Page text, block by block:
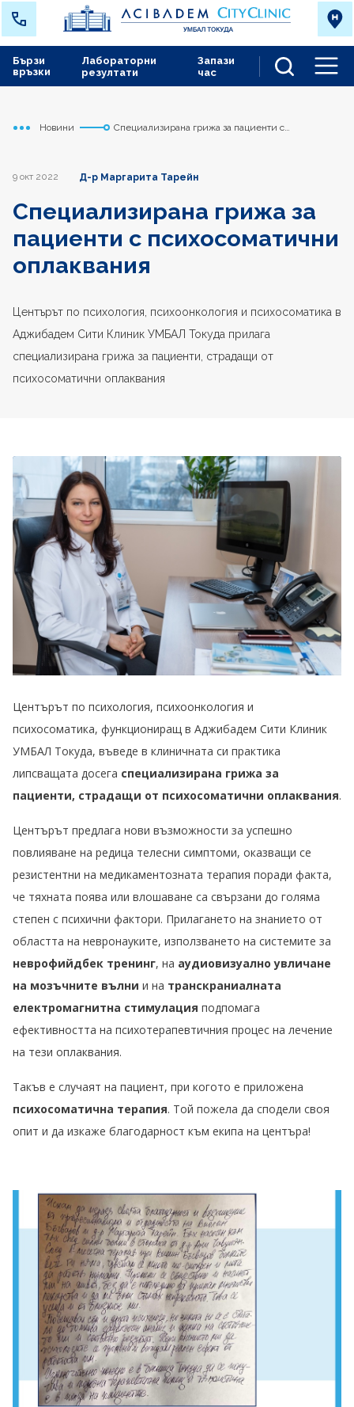
Лабораторни
резултати
Запази
час
Бързи
връзки
Начало
Токуда
Новини
Специализирана грижа за пациенти с
9 окт 2022 Д-р Маргарита Тарейн
Специализирана грижа за
пациенти с психосоматични
оплаквания
Центърът по психология, психоонкология и психосоматика в
Аджибадем Сити Клиник УМБАЛ Токуда прилага
специализирана грижа за пациенти, страдащи от
психосоматични оплаквания
Центърът по психология, психоонкология и
психосоматика, функциониращ в Аджибадем Сити Клиник
УМБАЛ Токуда, въведе в клиничната си практика
липсващата досега специализирана грижа за
пациенти, страдащи от психосоматични оплаквания.
Центърът предлага нови възможности за успешно
повлияване на редица телесни симптоми, оказващи се
резистентни на медикаментозната терапия поради факта,
че тяхната поява или влошаване са свързани до голяма
степен с психични фактори. Прилагането на знанието от
областта на невронауките, използването на системите за
неврофийдбек тренинг, на аудиовизуално увличане
на мозъчните вълни и на транскраниалната
електромагнитна стимулация подпомага
ефективността на психотерапевтичния процес на лечение
на тези оплаквания.
Такъв е случаят на пациент, при когото е приложена
психосоматична терапия. Той пожела да сподели своя
опит и да изкаже благодарност към екипа на центъра!